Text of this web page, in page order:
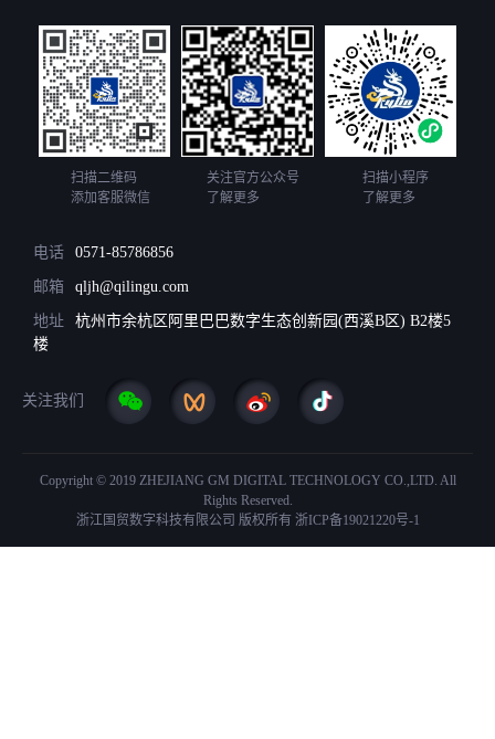
扫描二维码
添加客服微信
关注官方公众号
了解更多
扫描小程序
了解更多
电话 0571-85786856
邮箱 qljh@qilingu.com
地址
杭州市余杭区阿里巴巴数字生态创新园(西溪B区) B2楼5
楼
关注我们
Copyright © 2019 ZHEJIANG GM DIGITAL TECHNOLOGY CO.,LTD. All
Rights Reserved.
浙江国贸数字科技有限公司 版权所有 浙ICP备19021220号-1